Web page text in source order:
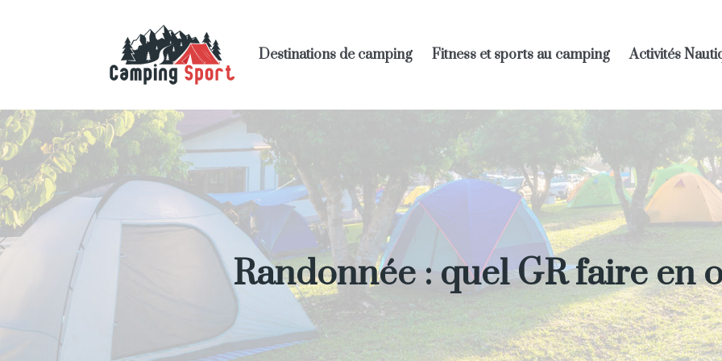
Destinations de camping Fitness et sports au camping Activités
Randonnée : quel GR faire en